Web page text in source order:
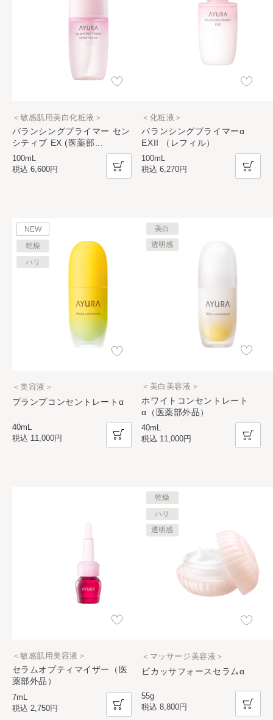
バランシングプライマー セン
シティブ EX (医薬部...
＜敏感肌用美白化粧液＞
100mL
税込 6,600円
バランシングプライマーα
EXII （レフィル）
＜化粧液＞
100mL
税込6,270円
プランプコンセントレートα
NEW
乾燥
ハリ
＜美容液＞
40mL
税込 11,000円
ホワイトコンセントレート
α（医薬部外品）
美白
透明感
＜美白美容液＞
40mL
税込 11,000円
セラムオプティマイザー（医
薬部外品）
＜敏感肌用美容液＞
7mL
税込 2,750円
ビカッサフォースセラムα
乾燥
ハリ
透明感
＜マッサージ美容液＞
55g
税込8,800円